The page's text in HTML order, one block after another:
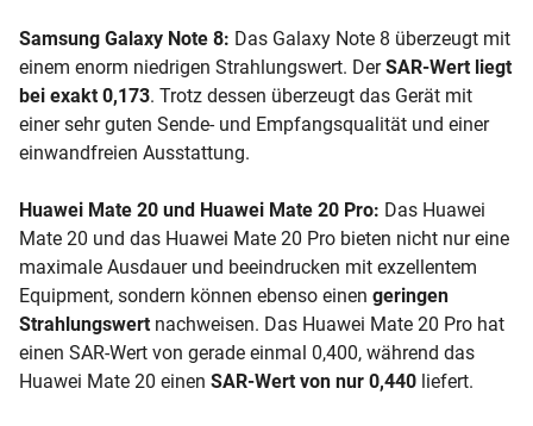
Samsung Galaxy Note 8: Das Galaxy Note 8 überzeugt mit
einem enorm niedrigen Strahlungswert. Der SAR-Wert liegt
bei exakt 0,173. Trotz dessen überzeugt das Gerät mit
einer sehr guten Sende- und Empfangsqualität und einer
einwandfreien Ausstattung.
Huawei Mate 20 und Huawei Mate 20 Pro: Das Huawei
Mate 20 und das Huawei Mate 20 Pro bieten nicht nur eine
maximale Ausdauer und beeindrucken mit exzellentem
Equipment, sondern können ebenso einen geringen
Strahlungswert nachweisen. Das Huawei Mate 20 Pro hat
einen SAR-Wert von gerade einmal 0,400, während das
Huawei Mate 20 einen SAR-Wert von nur 0,440 liefert.